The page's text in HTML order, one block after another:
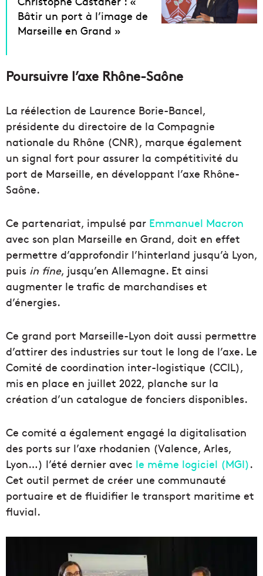
Bâtir un port à l’image de
Marseille en Grand »
Poursuivre l’axe Rhône-Saône
La réélection de Laurence Borie-Bancel,
présidente du directoire de la Compagnie
nationale du Rhône (CNR), marque également
un signal fort pour assurer la compétitivité du
port de Marseille, en développant l’axe Rhône-
Saône.
Ce partenariat, impulsé par Emmanuel Macron
avec son plan Marseille en Grand, doit en effet
permettre d’approfondir l’hinterland jusqu’à Lyon,
puis in fine, jusqu’en Allemagne. Et ainsi
augmenter le trafic de marchandises et
d’énergies.
Ce grand port Marseille-Lyon doit aussi permettre
d’attirer des industries sur tout le long de l’axe. Le
Comité de coordination inter-logistique (CCIL),
mis en place en juillet 2022, planche sur la
création d’un catalogue de fonciers disponibles.
Ce comité a également engagé la digitalisation
des ports sur l’axe rhodanien (Valence, Arles,
Lyon…) l’été dernier avec le même logiciel (MGI).
Cet outil permet de créer une communauté
portuaire et de fluidifier le transport maritime et
fluvial.